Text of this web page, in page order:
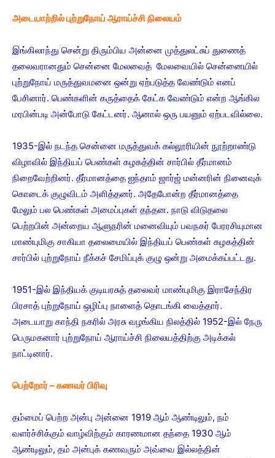
அடையாற்றில் புற்றுநோய் ஆராய்ச்சி நிலையம்
இங்கிலாந்து சென்று திரும்பிய அன்னை முத்துலட்சுப் துணைத்
தலைவரானதும் சென்னை மேலவைத் மேலவையில் சென்னையில்
புற்றுநோய் மருத்துவமனை ஒன்று ஏற்படுத்த வேண்டும் எனப்
பேசினார். பெண்களின் கருத்தைக் கேட்க வேண்டும் என்ற ஆங்கில
மரபின்படி அன்போடு கேட்டனர். ஆனால் ஒரு பயனும் ஏற்படவில்லை.
1935-இல் நடந்த சென்னை மருத்துவக் கல்லூரியின் நூற்றாண்டு
விழாவில் இந்தியப் பெண்கள் கழகத்தின் சார்பில் தீர்மானம்
நிறைவேற்றினர். தீர்மானத்தை ஐந்தாம் ஜார்ஜ் மன்னரின் நினைவுக்
கொடைக் குழுவிடம் அளித்தனர். அதேபோன்ற தீர்மானத்தை
மேலும் பல பெண்கள் அமைப்புகள் தந்தன. நாடு விடுதலை
பெற்றபின் அன்றைய ஆளுநரின் மனைவியும் பவநகர் பேரரசியுமான
மாண்புமிகு சாகியா தலைமையில் இந்தியப் பெண்கள் கழகத்தின்
சார்பில் புற்றுநோய் நீக்கச் சேமிப்புக் குழு ஒன்று அமைக்கப்பட்டது.
1951-இல் இந்தியக் குடியரசுத் தலைவர் மாண்புமிகு இராசேந்திர
பிரசாத் புற்றுநோய் ஒழிப்பு நாளைத் தொடங்கி வைத்தார்.
அடையாறு காந்தி நகரில் அரசு வழங்கிய நிலத்தில் 1952-இல் நேரு
பெருமகனார் புற்றுநோய் ஆராய்ச்சி நிலையத்திற்கு அடிக்கல்
நாட்டினார்.
பெற்றோர் – கணவர் பிரிவு
தம்மைப் பெற்ற அன்பு அன்னை 1919 ஆம் ஆண்டிலும், நம்
வளர்ச்சிக்கும் வாழ்விற்கும் காரணமான தந்தை 1930 ஆம்
ஆண்டிலும், தம் அன்புக் கணவரும் அவ்வை இல்லத்தின்